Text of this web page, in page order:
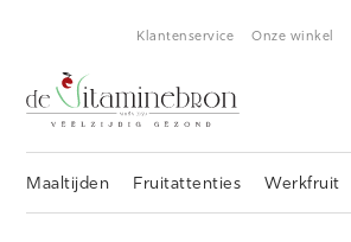
Klantenservice Onze winkel
Maaltijden Fruitattenties Werkfruit